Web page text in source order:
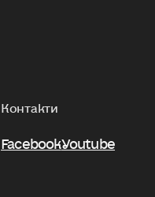
Контакти
FacebookYoutube